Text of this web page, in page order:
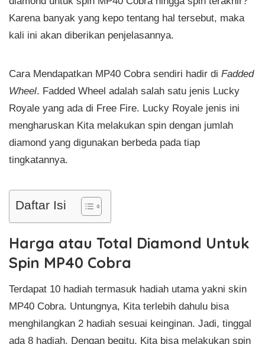
Karena banyak yang kepo tentang hal tersebut, maka
kali ini akan diberikan penjelasannya.
Cara Mendapatkan MP40 Cobra sendiri hadir di Fadded
Wheel. Fadded Wheel adalah salah satu jenis Lucky
Royale yang ada di Free Fire. Lucky Royale jenis ini
mengharuskan Kita melakukan spin dengan jumlah
diamond yang digunakan berbeda pada tiap
tingkatannya.
Daftar Isi
Harga atau Total Diamond Untuk
Spin MP40 Cobra
Terdapat 10 hadiah termasuk hadiah utama yakni skin
MP40 Cobra. Untungnya, Kita terlebih dahulu bisa
menghilangkan 2 hadiah sesuai keinginan. Jadi, tinggal
ada 8 hadiah. Dengan begitu, Kita bisa melakukan spin